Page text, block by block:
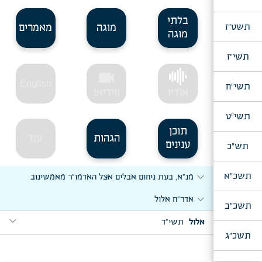
תשט"ז
תשי"ז
תשי"ח
תשי"ט
תש"כ
תשכ"א
תשכ"ב
תשכ"ג
בלתי
מוגה
מוגה מאמרים
תוכן
ענינים
הגהות
expand_more מנ"א, בעת ניחום אבלים אצל האדמו"ר מאמשינוב
expand_more אדר"ח אלול
אלול תשי"ד
expand_more